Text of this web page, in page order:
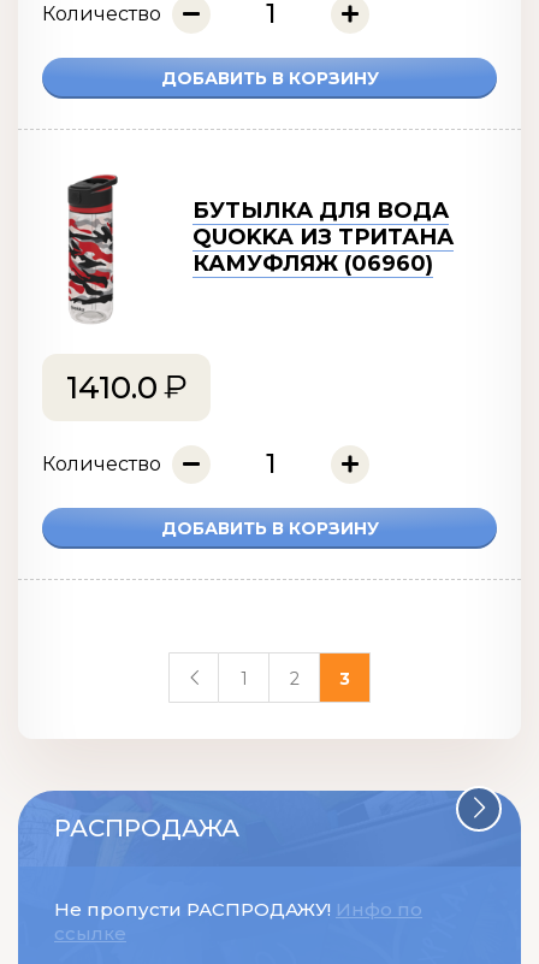
Количество
ДОБАВИТЬ В КОРЗИНУ
БУТЫЛКА ДЛЯ ВОДА
QUOKKA ИЗ ТРИТАНА
КАМУФЛЯЖ (06960)
1410.0
Количество
ДОБАВИТЬ В КОРЗИНУ
1 2 3
РАСПРОДАЖА
Не пропусти РАСПРОДАЖУ! Инфо по
ссылке